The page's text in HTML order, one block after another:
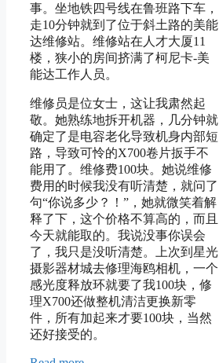
事。坐地铁四号线在鲁班路下车，
走10分钟就到了位于斜土路的美能
达维修站。维修站在人才大厦11
楼，狭小的房间挤满了柯尼卡-美
能达工作人员。
维修员是位女士，这让我肃然起
敬。她熟练地拆开机器，几分钟就
确定了是电容老化导致机身内部短
路，导致可怜的X700卷片扳手不
能用了。维修费100块。她说维修
费用的时候我没有听清楚，就问了
句“你说多少？！”，她就微笑着解
释了下，这个价格不算高的，而且
今天就能取的。我说没事你误会
了，我只是没听清楚。上次到星光
摄影器材城去修理海鸥相机，一个
感光度释放环就要了我100块，修
理X700还做整机清洁更换新零
件，所有加起来才要100块，当然
还好接受的。